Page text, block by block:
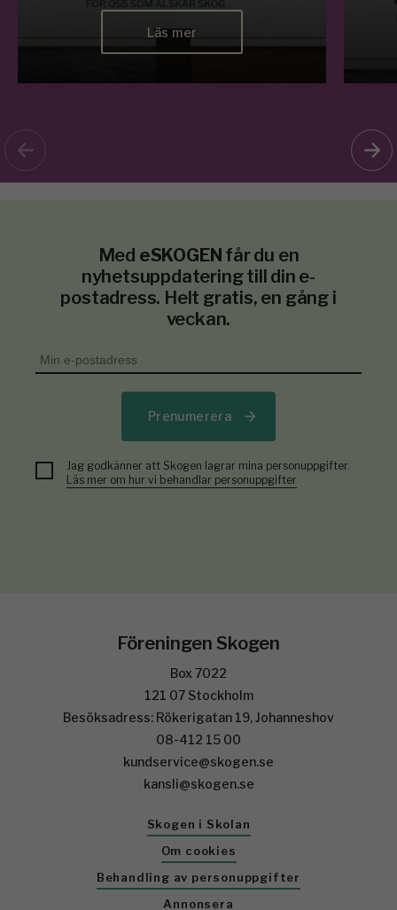
Läs mer
Med eSKOGEN får du en
nyhetsuppdatering till din e-
postadress. Helt gratis, en gång i
veckan.
Prenumerera
Jag godkänner att Skogen lagrar mina personuppgifter.
Läs mer om hur vi behandlar personuppgifter
Föreningen Skogen
Box 7022
121 07 Stockholm
Besöksadress: Rökerigatan 19, Johanneshov
08-412 15 00
kundservice@skogen.se
kansli@skogen.se
Skogen i Skolan
Om cookies
Behandling av personuppgifter
Annonsera